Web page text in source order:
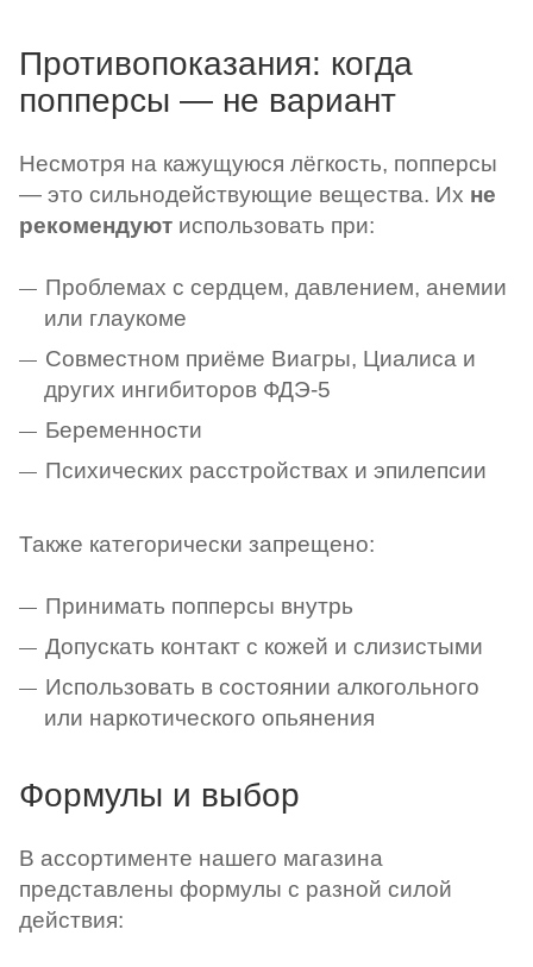
Противопоказания: когда
попперсы — не вариант
Несмотря на кажущуюся лёгкость, попперсы
— это сильнодействующие вещества. Их не
рекомендуют использовать при:
Проблемах с сердцем, давлением, анемии
или глаукоме
Совместном приёме Виагры, Циалиса и
других ингибиторов ФДЭ-5
Беременности
Психических расстройствах и эпилепсии
Также категорически запрещено:
Принимать попперсы внутрь
Допускать контакт с кожей и слизистыми
Использовать в состоянии алкогольного
или наркотического опьянения
Формулы и выбор
В ассортименте нашего магазина
представлены формулы с разной силой
действия: